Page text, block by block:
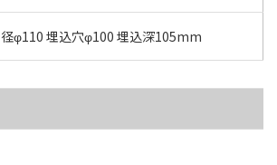
径φ110 埋込穴φ100 埋込深105mm